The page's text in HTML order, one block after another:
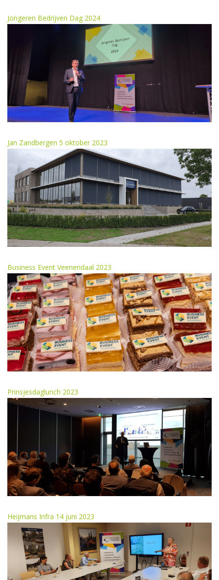
Jongeren Bedrijven Dag 2024
Jan Zandbergen 5 oktober 2023
Business Event Veenendaal 2023
Prinsjesdaglunch 2023
Heijmans Infra 14 juni 2023